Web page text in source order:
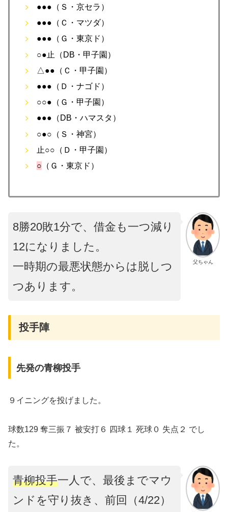
●●●（Ｓ・京セラ）
●●●（Ｃ・マツダ）
●●●（Ｇ・東京ド）
○●止（DB・甲子園）
△●●（Ｃ・甲子園）
●●●（Ｄ・ナゴド）
○○●（Ｇ・甲子園）
●●●（DB・ハマスタ）
○●○（Ｓ・神宮）
止○○（Ｄ・甲子園）
○ （Ｇ・東京ド）
父ちゃん
8勝20敗1分で、借金も一つ減り
12になりました。
一時期の最悪状態からは脱しつ
つあります。
投手陣
先発の青柳投手
９イニングを投げました。
球数129 奪三振７ 被安打６ 四球１ 死球０ 失点２ でし
た。
青柳投手一人で、最後までマウ
ンドを守り抜き、前回（4/22）